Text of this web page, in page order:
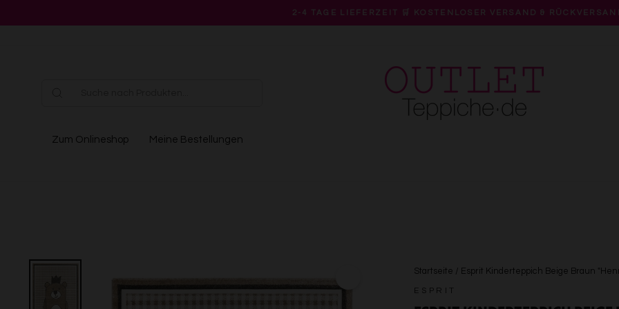
Pause
2-4 TAGE LIEFERZEIT 🛒 KOSTENLOSER VERSAND &
Zum Onlineshop Meine Bestellungen
Startseite / Esprit Kinderteppich Beige Braun
ESPRIT